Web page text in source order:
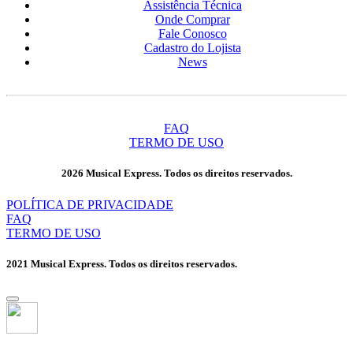
Assistência Técnica
Onde Comprar
Fale Conosco
Cadastro do Lojista
News
FAQ
TERMO DE USO
2026 Musical Express. Todos os direitos reservados.
POLÍTICA DE PRIVACIDADE
FAQ
TERMO DE USO
2021 Musical Express. Todos os direitos reservados.